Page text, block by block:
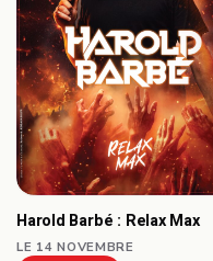
Harold Barbé : Relax Max
LE 14 NOVEMBRE